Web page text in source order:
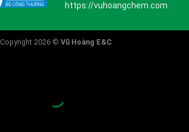
https://vuhoangchem.com
Copyright 2026 © Vũ Hoàng E&C